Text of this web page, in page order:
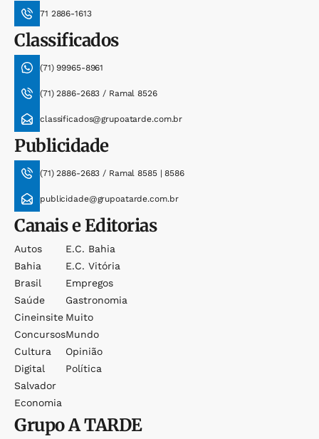
71 2886-1613
Classificados
(71) 99965-8961
(71) 2886-2683 / Ramal 8526
classificados@grupoatarde.com.br
Publicidade
(71) 2886-2683 / Ramal 8585 | 8586
publicidade@grupoatarde.com.br
Canais e Editorias
Autos
Bahia
Brasil
Saúde
Cineinsite
Concursos
Cultura
Digital
Salvador
Economia
E.c. Bahia
E.c. Vitória
Empregos
Gastronomia
Muito
Mundo
Opinião
Política
GrupoA TARDE